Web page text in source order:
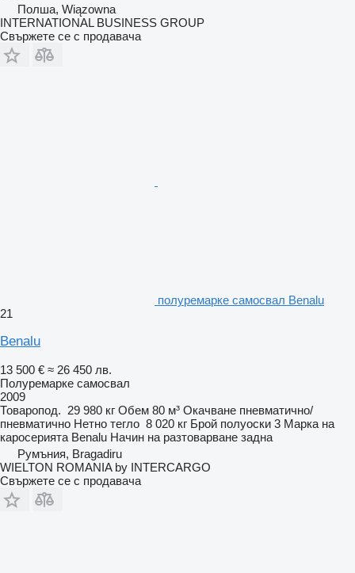
Полша, Wiązowna
INTERNATIONAL BUSINESS GROUP
Свържете се с продавача
полуремарке самосвал Benalu
21
Benalu
13 500 € ≈ 26 450 лв.
Полуремарке самосвал
2009
Товаропод. 29 980 кг Обем 80 м³ Окачване пневматично/
пневматично Нетно тегло 8 020 кг Брой полуоски 3 Марка на
каросерията Benalu Начин на разтоварване задна
Румъния, Bragadiru
WIELTON ROMANIA by INTERCARGO
Свържете се с продавача